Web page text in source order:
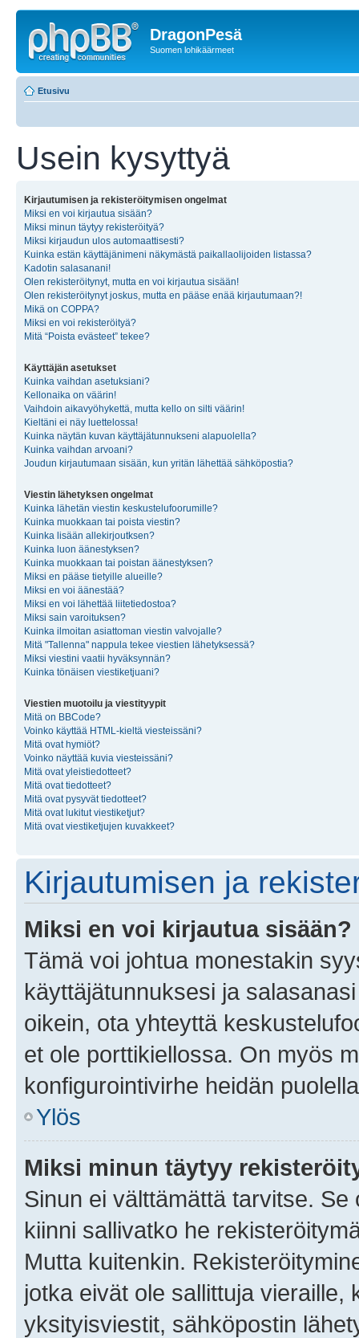
DragonPesä
Suomen lohikäärmeet
Etusivu
Usein kysyttyä
Kirjautumisen ja rekisteröitymisen ongelmat
Miksi en voi kirjautua sisään?
Miksi minun täytyy rekisteröityä?
Miksi kirjaudun ulos automaattisesti?
Kuinka estän käyttäjänimeni näkymästä paikallaolijoiden listassa?
Kadotin salasanani!
Olen rekisteröitynyt, mutta en voi kirjautua sisään!
Olen rekisteröitynyt joskus, mutta en pääse enää kirjautumaan?!
Mikä on COPPA?
Miksi en voi rekisteröityä?
Mitä “Poista evästeet” tekee?
Käyttäjän asetukset
Kuinka vaihdan asetuksiani?
Kellonaika on väärin!
Vaihdoin aikavyöhykettä, mutta kello on silti väärin!
Kieltäni ei näy luettelossa!
Kuinka näytän kuvan käyttäjätunnukseni alapuolella?
Kuinka vaihdan arvoani?
Joudun kirjautumaan sisään, kun yritän lähettää sähköpostia?
Viestin lähetyksen ongelmat
Kuinka lähetän viestin keskustelufoorumille?
Kuinka muokkaan tai poista viestin?
Kuinka lisään allekirjoutksen?
Kuinka luon äänestyksen?
Kuinka muokkaan tai poistan äänestyksen?
Miksi en pääse tietyille alueille?
Miksi en voi äänestää?
Miksi en voi lähettää liitetiedostoa?
Miksi sain varoituksen?
Kuinka ilmoitan asiattoman viestin valvojalle?
Mitä "Tallenna" nappula tekee viestien lähetyksessä?
Miksi viestini vaatii hyväksynnän?
Kuinka tönäisen viestiketjuani?
Viestien muotoilu ja viestityypit
Mitä on BBCode?
Voinko käyttää HTML-kieltä viesteissäni?
Mitä ovat hymiöt?
Voinko näyttää kuvia viesteissäni?
Mitä ovat yleistiedotteet?
Mitä ovat tiedotteet?
Mitä ovat pysyvät tiedotteet?
Mitä ovat lukitut viestiketjut?
Mitä ovat viestiketjujen kuvakkeet?
Kirjautumisen ja
Miksi en voi kirjautua sisään?
Tämä voi johtua monestakin
käyttäjätunnuksesi ja
oikein, ota yhteyttä
et ole porttikiellossa. On myös
konfigurointivirhe heidän
Ylös
Miksi minun täytyy
Sinun ei välttämättä tarvitse.
kiinni sallivatko he
Mutta kuitenkin.
jotka eivät ole sallittuja vieraille,
yksityisviestit, sähköpostin